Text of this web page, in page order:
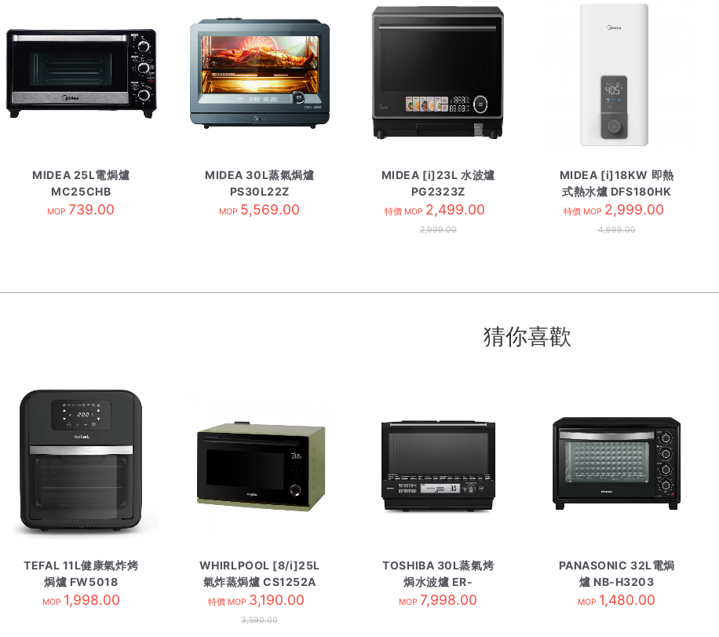
MIDEA 25L電焗爐
MC25CHB
MOP 739.00
MIDEA 30L蒸氣焗爐
PS30L22Z
MOP 5,569.00
MIDEA [i]23L 水波爐
PG2323Z
特價 MOP 2,499.00
2,999.00
MIDEA [i]18KW 即熱
式熱水爐 DFS180HK
特價 MOP 2,999.00
4,999.00
猜你喜歡
TEFAL 11L健康氣炸烤
焗爐 FW5018
MOP 1,998.00
WHIRLPOOL [8/i]25L
氣炸蒸焗爐 CS1252A
牛油果綠
特價 MOP 3,190.00
3,590.00
TOSHIBA 30L蒸氣烤
焗水波爐 ER-
TD5000HK
MOP 7,998.00
PANASONIC 32L電焗
爐 NB-H3203
MOP 1,480.00